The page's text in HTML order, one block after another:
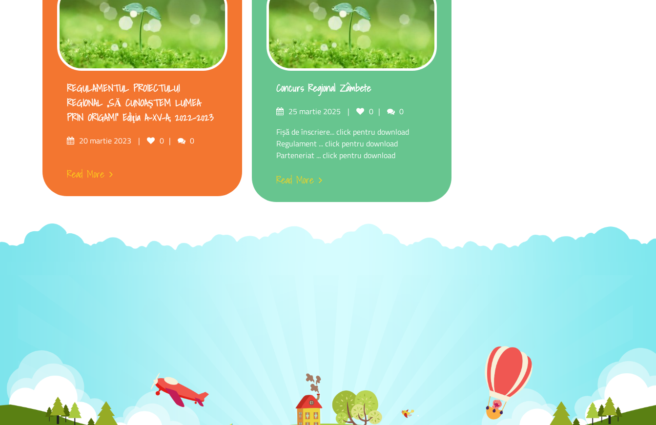
REGULAMENTUL PROIECTULUI
REGIONAL ,,SĂ CUNOAŞTEM LUMEA
PRIN ORIGAMI” Ediţia A-XV-A, 2022-2023
20 martie 2023 0 0
Read More
Concurs Regional Zâmbete
25 martie 2025 0
0
Fișă de înscriere... click pentru download
Regulament ... click pentru download
Parteneriat ... click pentru download
Read More